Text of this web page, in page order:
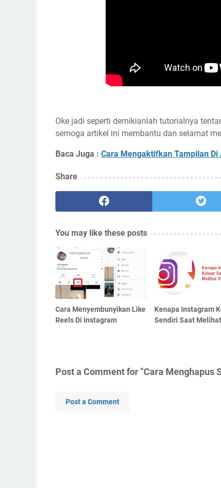
Oke jadi seperti demikianlah tutorialnya
semoga artikel ini membantu dan selamat
Baca Juga : Cara Mengaktifkan Tampilan
Share
You may like these posts
Cara Menyembunyikan Like
Reels Di Instagram
Kenapa Instagram
Sendiri Saat
Post a Comment for "Cara Menghapus
Post a Comment